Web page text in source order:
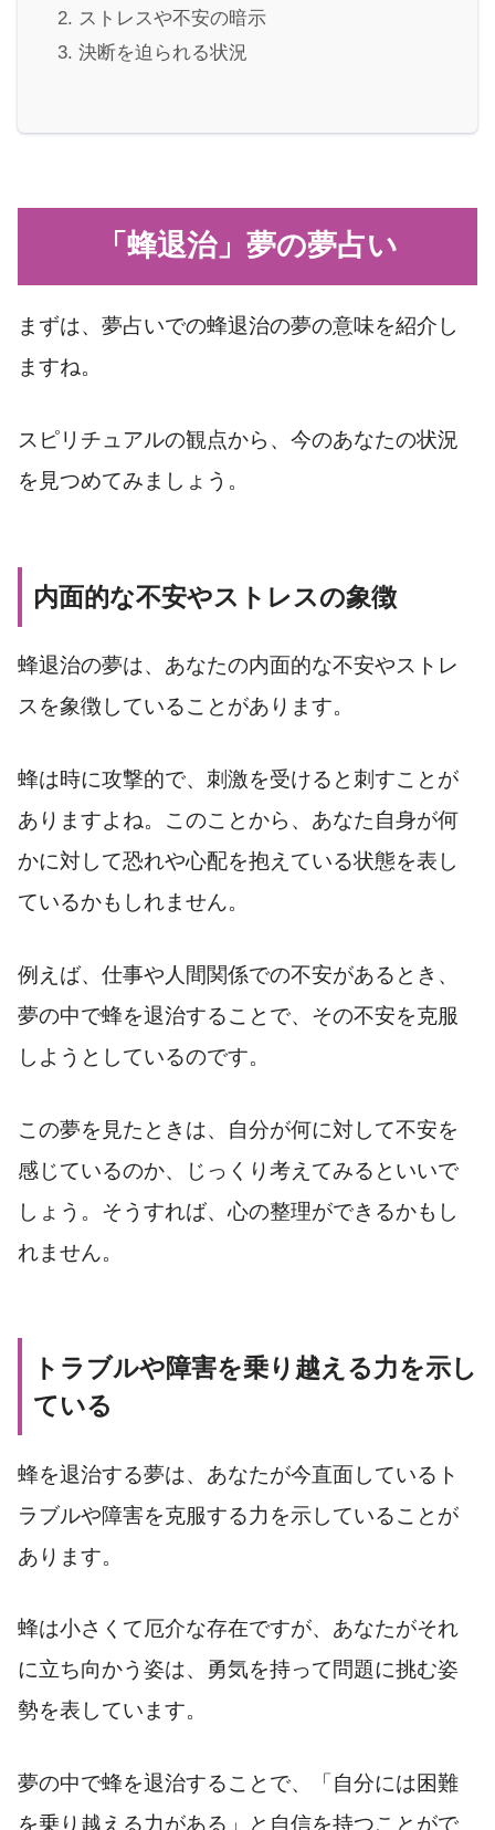
ストレスや不安の暗示
決断を迫られる状況
「蜂退治」夢の夢占い
まずは、夢占いでの蜂退治の夢の意味を紹介し
ますね。
スピリチュアルの観点から、今のあなたの状況
を見つめてみましょう。
内面的な不安やストレスの象徴
蜂退治の夢は、あなたの内面的な不安やストレ
スを象徴していることがあります。
蜂は時に攻撃的で、刺激を受けると刺すことが
ありますよね。このことから、あなた自身が何
かに対して恐れや心配を抱えている状態を表し
ているかもしれません。
例えば、仕事や人間関係での不安があるとき、
夢の中で蜂を退治することで、その不安を克服
しようとしているのです。
この夢を見たときは、自分が何に対して不安を
感じているのか、じっくり考えてみるといいで
しょう。そうすれば、心の整理ができるかもし
れません。
トラブルや障害を乗り越える力を示し
ている
蜂を退治する夢は、あなたが今直面しているト
ラブルや障害を克服する力を示していることが
あります。
蜂は小さくて厄介な存在ですが、あなたがそれ
に立ち向かう姿は、勇気を持って問題に挑む姿
勢を表しています。
夢の中で蜂を退治することで、「自分には困難
を乗り越える力がある」と自信を持つことがで